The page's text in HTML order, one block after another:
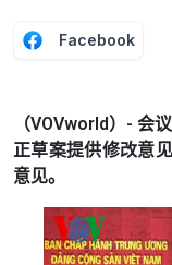
Facebook
（VOVworld）- 会
正草案提供修改意
意见。